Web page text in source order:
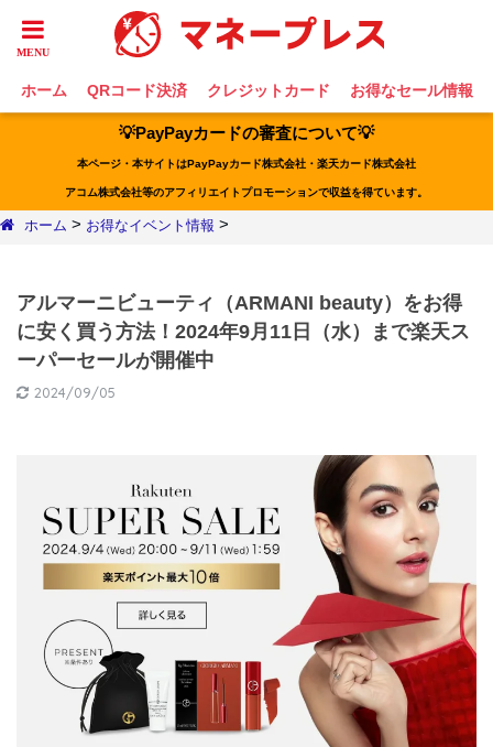
ホーム QRコード決済 クレジットカード お得なセール情報
💡PayPayカードの審査について💡
本ページ・本サイトはPayPayカード株式会社・楽天カード株式会社
アコム株式会社等のアフィリエイトプロモーションで収益を得ています。
ホーム > お得なイベント情報 >
アルマーニビューティ（ARMANI beauty）をお得
に安く買う方法！2024年9月11日（水）まで楽天ス
ーパーセールが開催中
2024/09/05